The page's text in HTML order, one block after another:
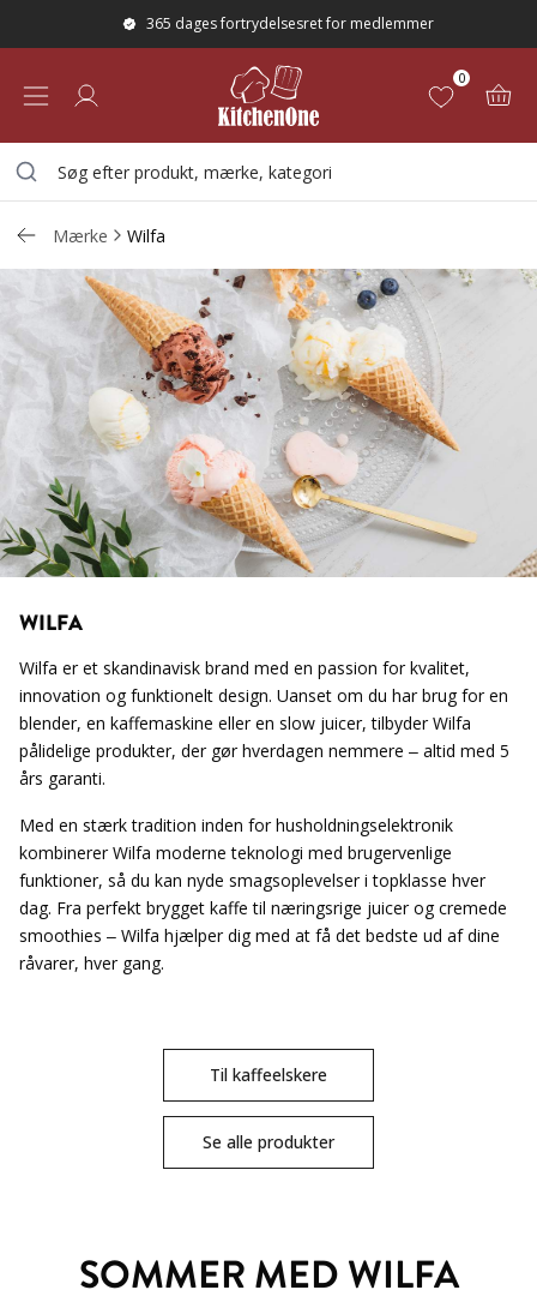
365 dages fortrydelsesret for medlemmer
0
Mærke Wilfa
WILFA
Wilfa er et skandinavisk brand med en passion for kvalitet,
innovation og funktionelt design. Uanset om du har brug for en
blender, en kaffemaskine eller en slow juicer, tilbyder Wilfa
pålidelige produkter, der gør hverdagen nemmere – altid med 5
års garanti.
Med en stærk tradition inden for husholdningselektronik
kombinerer Wilfa moderne teknologi med brugervenlige
funktioner, så du kan nyde smagsoplevelser i topklasse hver
dag. Fra perfekt brygget kaffe til næringsrige juicer og cremede
smoothies – Wilfa hjælper dig med at få det bedste ud af dine
råvarer, hver gang.
Til kaffeelskere
Se alle produkter
SOMMER MED WILFA